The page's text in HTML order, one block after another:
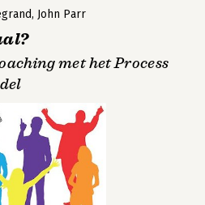
, John Parr
met het Process